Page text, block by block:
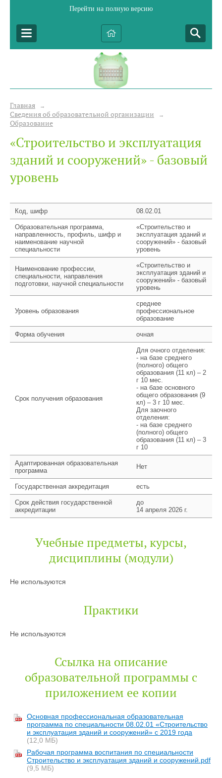
Перейти на полную версию
Главная →
Сведения об образовательной организации →
Образование
«Строительство и эксплуатация
зданий и сооружений» - базовый
уровень
Код, шифр 08.02.01
Образовательная программа,
направленность, профиль, шифр и
наименование научной
специальности
«Строительство и
эксплуатация зданий и
сооружений» - базовый
уровень
Наименование профессии,
специальности, направления
подготовки, научной специальности
«Строительство и
эксплуатация зданий и
сооружений» - базовый
уровень
Уровень образования
среднее
профессиональное
образование
Форма обучения очная
Срок получения образования
Для очного отделения:
- на базе среднего
(полного) общего
образования (11 кл) – 2
г 10 мес.
- на базе основного
общего образования (9
кл) – 3 г 10 мес.
Для заочного
отделения:
- на базе среднего
(полного) общего
образования (11 кл) – 3
г 10
Адаптированная образовательная
программа
Нет
Государственная аккредитация есть
Срок действия государственной
аккредитации
до
14 апреля 2026 г.
Учебные предметы, курсы,
дисциплины (модули)
Не используются
Практики
Не используются
Ссылка на описание
образовательной программы с
приложением ее копии
Основная профессиональная образовательная
программа по специальности 08.02.01 «Строительство
и эксплуатация зданий и сооружений» с 2019 года
(12,0 МБ)
Рабочая программа воспитания по специальности
Строительство и эксплуатация зданий и сооружений.pdf
(9,5 МБ)